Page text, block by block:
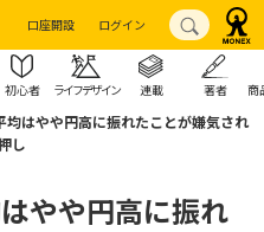
口座開設 ログイン
初心者 ライフデザイン 連載 著者 商
均はやや円高に振れたことが嫌気され
し
やや円高に振れ